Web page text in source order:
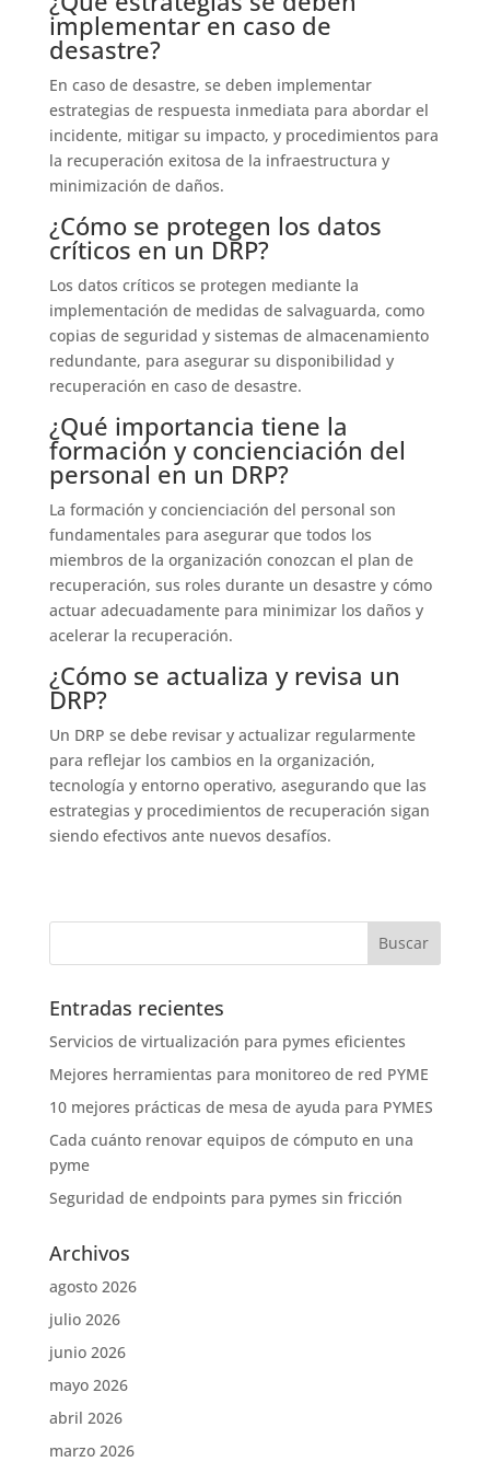
implementar en caso de
desastre?
En caso de desastre, se deben implementar
estrategias de respuesta inmediata para abordar el
incidente, mitigar su impacto, y procedimientos para
la recuperación exitosa de la infraestructura y
minimización de daños.
¿Cómo se protegen los datos
críticos en un DRP?
Los datos críticos se protegen mediante la
implementación de medidas de salvaguarda, como
copias de seguridad y sistemas de almacenamiento
redundante, para asegurar su disponibilidad y
recuperación en caso de desastre.
¿Qué importancia tiene la
formación y concienciación del
personal en un DRP?
La formación y concienciación del personal son
fundamentales para asegurar que todos los
miembros de la organización conozcan el plan de
recuperación, sus roles durante un desastre y cómo
actuar adecuadamente para minimizar los daños y
acelerar la recuperación.
¿Cómo se actualiza y revisa un
DRP?
Un DRP se debe revisar y actualizar regularmente
para reflejar los cambios en la organización,
tecnología y entorno operativo, asegurando que las
estrategias y procedimientos de recuperación sigan
siendo efectivos ante nuevos desafíos.
Entradas recientes
Servicios de virtualización para pymes eficientes
Mejores herramientas para monitoreo de red PYME
10 mejores prácticas de mesa de ayuda para PYMES
Cada cuánto renovar equipos de cómputo en una
pyme
Seguridad de endpoints para pymes sin fricción
Archivos
agosto 2026
julio 2026
junio 2026
mayo 2026
abril 2026
marzo 2026